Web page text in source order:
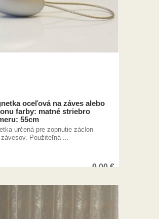
oceľová na záves alebo
farby: matné striebro
55cm
určená pre zopnutie záclon
závesov. Použiteľná ...
0,00€